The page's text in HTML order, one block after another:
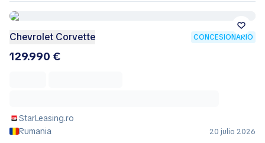
Chevrolet Corvette CONCESIONARIO
129.990 €
StarLeasing.ro
Rumania
20 julio 2026